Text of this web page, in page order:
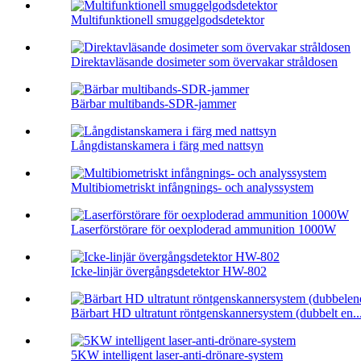
Multifunktionell smuggelgodsdetektor
Direktavläsande dosimeter som övervakar stråldosen
Bärbar multibands-SDR-jammer
Långdistanskamera i färg med nattsyn
Multibiometriskt infångnings- och analyssystem
Laserförstörare för oexploderad ammunition 1000W
Icke-linjär övergångsdetektor HW-802
Bärbart HD ultratunt röntgenskannersystem (dubbelt
5KW intelligent laser-anti-drönare-system